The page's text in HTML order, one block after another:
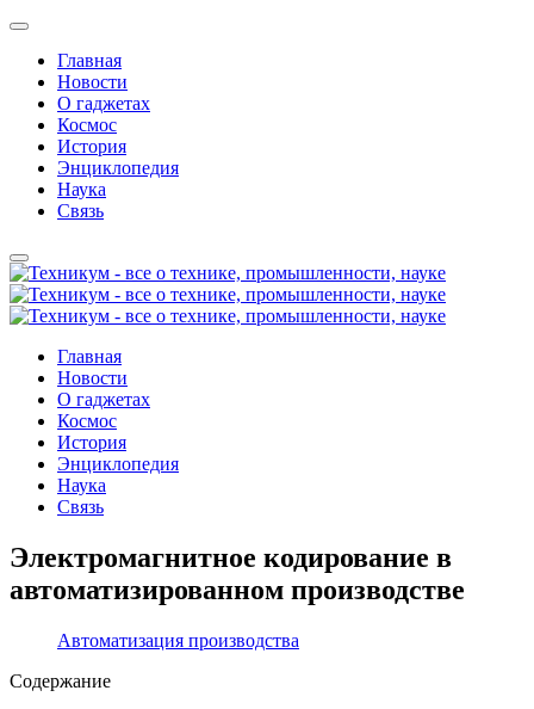
Главная
Новости
О гаджетах
Космос
История
Энциклопедия
Наука
Связь
Главная
Новости
О гаджетах
Космос
История
Энциклопедия
Наука
Связь
Электромагнитное кодирование в
автоматизированном производстве
Автоматизация производства
Содержание